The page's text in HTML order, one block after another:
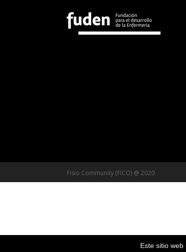
Este sitio
Fisio Community (FICO) @ 2020